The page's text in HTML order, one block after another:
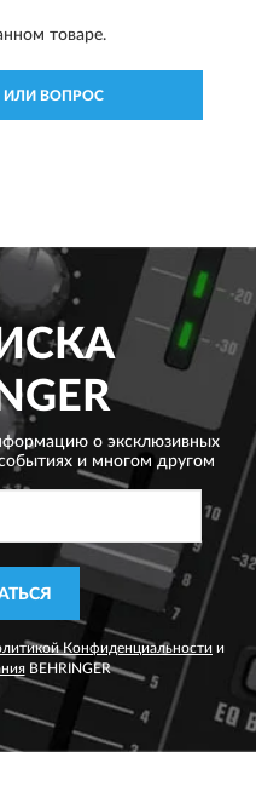
товаре.
ИЛИ ВОПРОС
о эксклюзивных
и многом другом
Конфиденциальности и
BEHRINGER